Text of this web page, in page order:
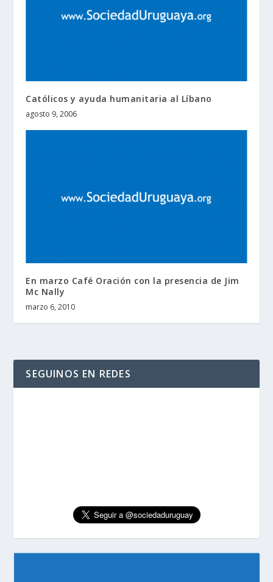
Católicos y ayuda humanitaria al Líbano
agosto 9, 2006
En marzo Café Oración con la presencia de Jim
Mc Nally
marzo 6, 2010
SEGUINOS EN REDES